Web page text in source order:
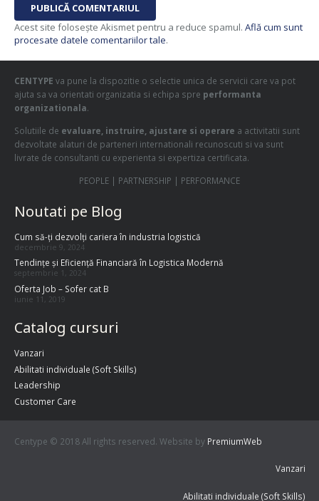
PUBLICĂ COMENTARIUL
Acest site folosește Akismet pentru a reduce spamul. Află cum sunt
procesate datele comentariilor tale.
CENTYPE va pune la dispozitie o selectie unica de servicii care va pot
ajuta sa va orientati organizatia si echipa spre performanta
organizationala.
Solutiile de evaluare, instruire, ajustare si operare a activitatii sunt
dezvoltate alaturi de parteneri internationali recunoscuti si va sunt
livrate de consultanti cu experienta si expertiza certificata.
PEOPLE | PARTNERSHIP | PERFORMANCE
Noutati pe Blog
Cum să-ți dezvolți cariera în industria logistică
decembrie 9, 2024
Tendințe și Eficiență Financiară în Logistica Modernă
septembrie 1, 2024
Oferta Job – Sofer cat B
iunie 11, 2019
Catalog cursuri
Vanzari
Abilitati individuale (Soft Skills)
Leadership
Customer Care
Centype © 2018 All rights reserved. Website by PremiumWeb
Vanzari
Abilitati individuale (Soft Skills)